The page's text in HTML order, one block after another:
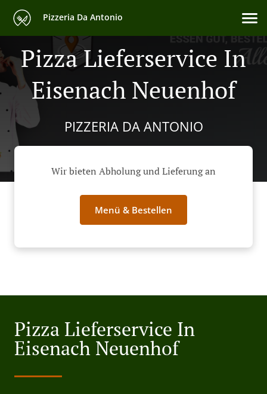
Pizzeria Da Antonio
Pizza Lieferservice In
Eisenach Neuenhof
PIZZERIA DA ANTONIO
Wir bieten Abholung und Lieferung an
Menü & Bestellen
Pizza Lieferservice In
Eisenach Neuenhof